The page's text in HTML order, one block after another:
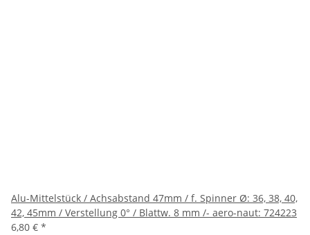
Alu-Mittelstück / Achsabstand 47mm / f. Spinner Ø: 36, 38, 40,
42, 45mm / Verstellung 0° / Blattw. 8 mm /- aero-naut: 724223
6,80 € *